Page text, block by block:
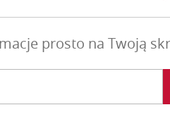
prosto na Twoją